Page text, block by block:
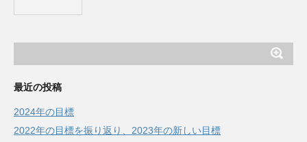
最近の投稿
2024年の目標
2022年の目標を振り返り、2023年の新しい目標